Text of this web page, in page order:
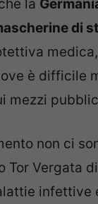
la
di
è difficile
mezzi
non ci
Tor Vergata
infettive